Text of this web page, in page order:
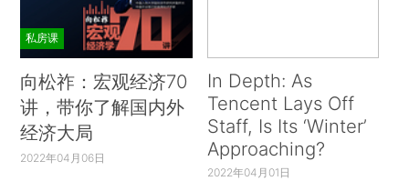
私房课
向松祚：宏观经济70
讲，带你了解国内外
经济大局
2022年04月06日
In Depth: As
Tencent Lays Off
Staff, Is Its ‘Winter’
Approaching?
2022年04月01日